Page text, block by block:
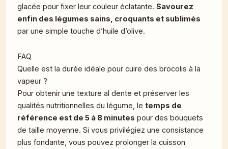
glacée pour fixer leur couleur éclatante. Savourez
enfin des légumes sains, croquants et sublimés
par une simple touche d’huile d’olive.
FAQ
Quelle est la durée idéale pour cuire des brocolis à la
vapeur ?
Pour obtenir une texture al dente et préserver les
qualités nutritionnelles du légume, le temps de
référence est de 5 à 8 minutes pour des bouquets
de taille moyenne. Si vous privilégiez une consistance
plus fondante, vous pouvez prolonger la cuisson